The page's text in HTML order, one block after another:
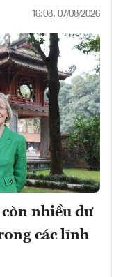
16:08, 07/08/2026
nhiều dư
các lĩnh